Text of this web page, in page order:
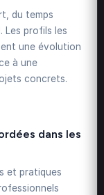
du temps
Les profils les
une évolution
à une
concrets.
dans les
et pratiques